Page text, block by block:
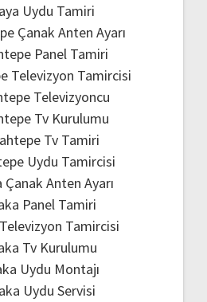
Uydu Tamiri
Çanak Anten Ayarı
Panel Tamiri
Televizyon Tamircisi
Televizyoncu
Tv Kurulumu
Tv Tamiri
Uydu Tamircisi
Çanak Anten Ayarı
Panel Tamiri
Tamircisi
Tv Kurulumu
Uydu Montajı
Uydu Servisi